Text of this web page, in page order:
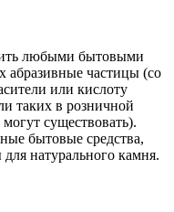
любыми бытовыми
абразивные частицы (со
или кислоту
таких в розничной
существовать).
бытовые средства,
натурального камня.